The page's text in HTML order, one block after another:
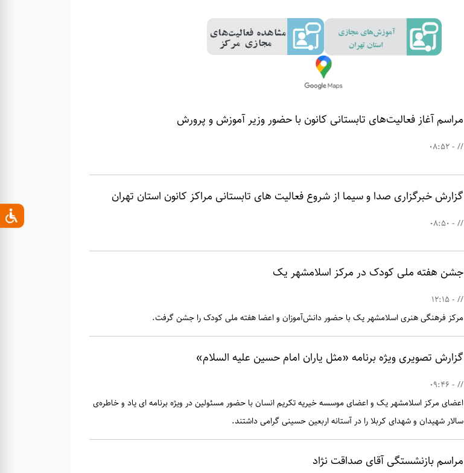
مراسم آغاز فعالیت‌های تابستانی کانون با حضور وزیر آموزش و پرورش
// - 08:52
گزارش خبرگزاری صدا و سیما از شروع فعالیت های تابستانی مراکز کانون استان تهران
// - 08:50
جشن هفته ملی کودک در مرکز اسلامشهر یک
// - 12:15
مرکز فرهنگی هنری اسلامشهر یک با حضور دانش‌آموزان و اعضا هفته ملی کودک را جشن گرفت.
گزارش تصویری ویژه برنامه «مثل یاران امام حسین علیه السلام»
// - 09:46
اعضای مرکز اسلامشهر یک و اعضای موسسه خیریه تکریم انسان با حضور مسئولین در ویژه برنامه ای یاد و خاطره‌ی
سالار شهیدان و شهدای کربلا را در آستانه اربعین حسینی گرامی داشتند.
مراسم بازنشستگی آقای صداقت نژاد